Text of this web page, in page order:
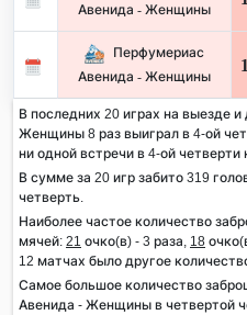
Авенида - Женщины
Перфумериас
Авенида - Женщины
В последних 20 играх на выезде
Женщины 8 раз выиграл в 4-ой
ни одной встречи в 4-ой
В сумме за 20 игр забито 319
четверть.
Наиболее частое количество
мячей: 21 очко(в) - 3 раза, 18
12 матчах было другое
Самое большое количество
Авенида - Женщины в четвертой